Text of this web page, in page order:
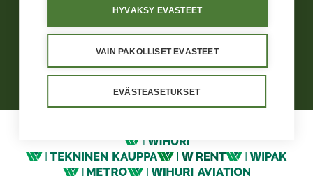
Yleiset ehdotNäin me toimimme
Väärinkäytösten ilmoituskanavaTietosuojaKäyttöehdot
Evästeasetukset
HYVÄKSY EVÄSTEET
VAIN PAKOLLISET EVÄSTEET
EVÄSTEASETUKSET